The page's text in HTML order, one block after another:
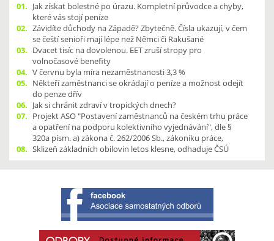
01. Jak získat bolestné po úrazu. Kompletní průvodce a chyby,
které vás stojí peníze
02. Závidíte důchody na Západě? Zbytečně. Čísla ukazují, v čem
se čeští senioři mají lépe než Němci či Rakušané
03. Dvacet tisíc na dovolenou. EET zruší stropy pro
volnočasové benefity
04. V červnu byla míra nezaměstnanosti 3,3 %
05. Někteří zaměstnanci se okrádají o peníze a možnost odejít
do penze dřív
06. Jak si chránit zdraví v tropických dnech?
07. Projekt ASO "Postavení zaměstnanců na českém trhu práce
a opatření na podporu kolektivního vyjednávání", dle §
320a písm. a) zákona č. 262/2006 Sb., zákoníku práce,
08. Sklizeň základních obilovin letos klesne, odhaduje ČSÚ